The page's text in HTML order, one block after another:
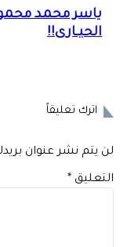
ياسر محمد محمود
الحيـارى!!
اترك تعليقاً
يتم نشر عنوان بريدك
*